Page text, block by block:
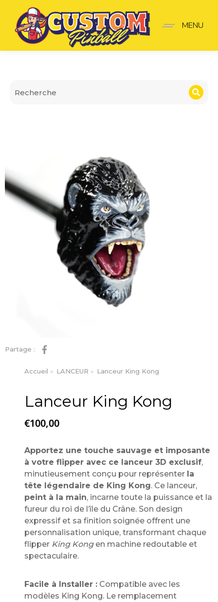
Lanceur King Kong
MENU
Partage :
Vous êtes ici :
Accueil LANCEUR Lanceur King Kong
Lanceur King Kong
€100,00
Apportez une touche sauvage et imposante
à votre flipper avec ce lanceur 3D exclusif,
minutieusement conçu pour représenter la
tête légendaire de King Kong. Ce lanceur,
peint à la main, incarne toute la puissance et la
fureur du roi de l’île du Crâne. Son design
expressif et sa finition soignée offrent une
personnalisation unique, transformant chaque
flipper King Kongen machine redoutable et
spectaculaire.
Facile à Installer : Compatible avec les
modèles King Kong. Le remplacement